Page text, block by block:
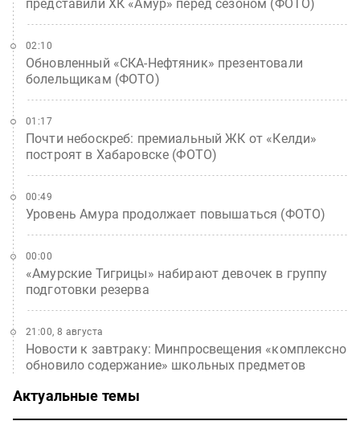
представили ХК «Амур» перед сезоном (ФОТО)
Обновленный «СКА-Нефтяник» презентовали
болельщикам (ФОТО)
02:10
Почти небоскреб: премиальный ЖК от «Келди»
построят в Хабаровске (ФОТО)
01:17
Уровень Амура продолжает повышаться (ФОТО)
00:49
«Амурские Тигрицы» набирают девочек в группу
подготовки резерва
00:00
Новости к завтраку: Минпросвещения «комплексно
обновило содержание» школьных предметов
21:00, 8 августа
Актуальные темы